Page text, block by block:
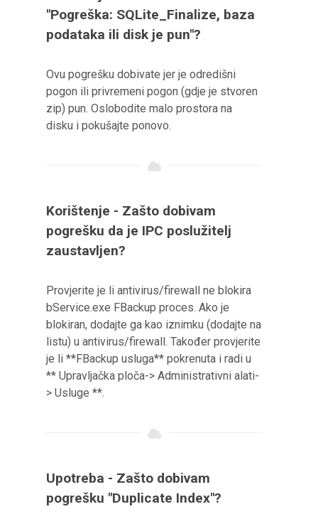
"Pogreška: SQLite_Finalize, baza
podataka ili disk je pun"?
Ovu pogrešku dobivate jer je odredišni
pogon ili privremeni pogon (gdje je stvoren
zip) pun. Oslobodite malo prostora na
disku i pokušajte ponovo.
Korištenje - Zašto dobivam
pogrešku da je IPC poslužitelj
zaustavljen?
Provjerite je li antivirus/firewall ne blokira
bService.exe FBackup proces. Ako je
blokiran, dodajte ga kao iznimku (dodajte na
listu) u antivirus/firewall. Također provjerite
je li **FBackup usluga** pokrenuta i radi u
** Upravljačka ploča-> Administrativni alati-
> Usluge **.
Upotreba - Zašto dobivam
pogrešku "Duplicate Index"?